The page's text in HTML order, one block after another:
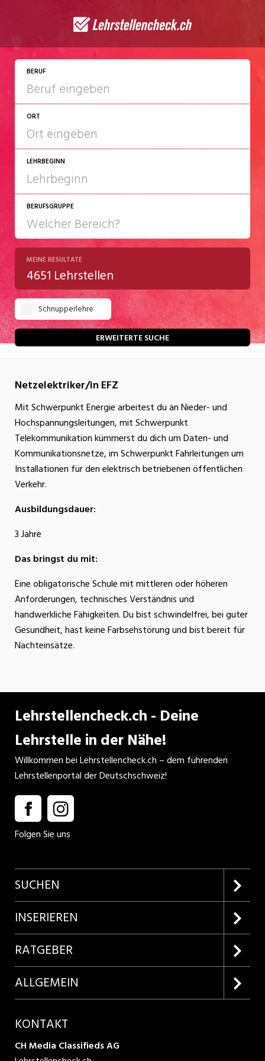
BERUF
ORT
LEHRBEGINN
2027
2028
BERUFSGRUPPE
Chemie/Pharma
Gastgewerbe
Gesundheit/Pflege/Soziales
Handwerk/Technik
Kultur
Nahrung
Natur
Verkehr/Logistik
Wirtschaft/Verwaltung
MEINE RESULTATE
4651 Lehrstellen
Schnupperlehre
ERWEITERTE SUCHE
Netzelektriker/in EFZ
Mit Schwerpunkt Energie arbeitest du an Nieder- und
Hochspannungsleitungen, mit Schwerpunkt
Telekommunikation kümmerst du dich um Daten- und
Kommunikationsnetze, im Schwerpunkt Fahrleitungen um
Installationen für den elektrisch betriebenen öffentlichen
Verkehr.
Ausbildungsdauer:
3 Jahre
Das bringst du mit:
Eine obligatorische Schule mit mittleren oder höheren
Anforderungen, technisches Verständnis und
handwerkliche Fähigkeiten. Du bist schwindelfrei, bei guter
Gesundheit, hast keine Farbsehstörung und bist bereit für
Nachteinsätze.
Lehrstellencheck.ch - Deine
Lehrstelle in der Nähe!
Willkommen bei Lehrstellencheck.ch – dem führenden
Lehrstellenportal der Deutschschweiz!
Folgen Sie uns
SUCHEN
Firmenprofile entdecken
Lehrstellen suchen
INSERIEREN
Kundenlogin
Inserieren
Produkte
RATGEBER
Lehrberufe entdecken
ALLGEMEIN
AGB
KONTAKT
CH Media Classifieds AG